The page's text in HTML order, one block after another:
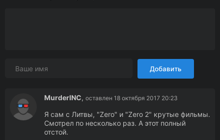
Добавить
MurderINC, оставлен 18 октября 2017 20:23
Я сам с Литвы, "Zero" и "Zero 2" крутые фильмы.
Смотрел по несколько раз. А этот полный
отстой.